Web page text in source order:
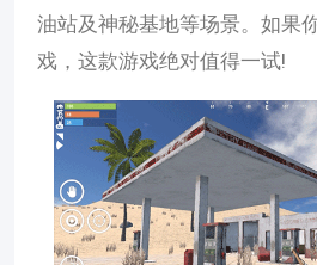
油站及神秘基地等场景。如果
戏，这款游戏绝对值得一试!